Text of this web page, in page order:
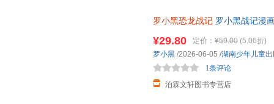
中国古生物学会科普工作委员
100 知识，兼具专业性和趣味
界，与这些史前巨兽深度互动
人邢达达对话的方式，生动讲
罗小黑恐龙战记 罗小黑战记漫
¥29.80 定价： ¥59.00 (5.06折)
泊霖文轩图书专营店
1条评论
罗小黑 /2026-06-05 /湖南少年儿童